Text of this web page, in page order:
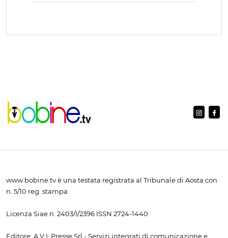
www.bobine.tv è una testata registrata al Tribunale di Aosta con
n. 5/10 reg. stampa
Licenza Siae n. 2403/I/2396 ISSN 2724-1440
Editore: A.V.I. Presse Srl - Servizi integrati di comunicazione e